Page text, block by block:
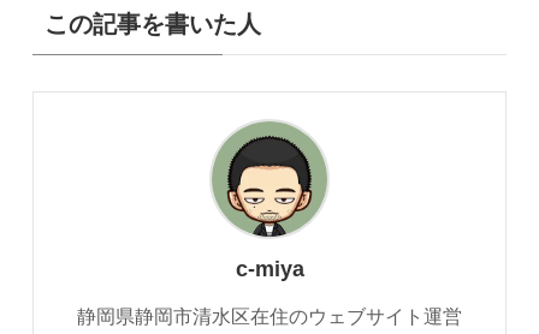
この記事を書いた人
c-miya
静岡県静岡市清水区在住のウェブサイト運営